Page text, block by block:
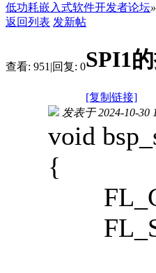
低功耗嵌入式软件开发者论坛»
返回列表 发新帖
查看: 951 |回复: 0SPI1
[复制链接]
发表于 2024-10-30
void
{